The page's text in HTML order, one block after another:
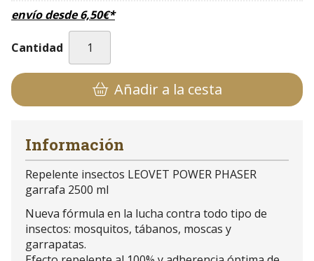
envío desde6,50€*
Cantidad
Añadir a la cesta
Información
Repelente insectos LEOVET POWER PHASER
garrafa 2500 ml
Nueva fórmula en la lucha contra todo tipo de
insectos: mosquitos, tábanos, moscas y
garrapatas.